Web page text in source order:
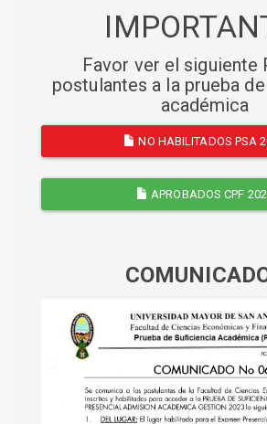
Favor ver el siguiente
postulantes a la prueba
académica
NO HABILITADOS PSA
APROBADOS CPF